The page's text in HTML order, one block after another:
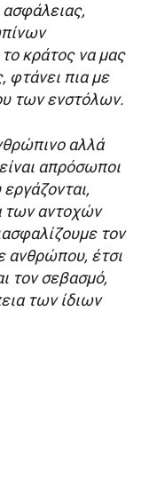
κράτος να μας
φτάνει πια με
των ενστόλων.
αλλά
απρόσωποι
των αντοχών
τον
ανθρώπου, έτσι
τον σεβασμό,
των ίδιων